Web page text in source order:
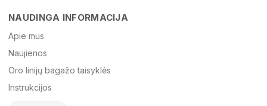
El. paštas
NAUDINGA INFORMACIJA
Apie mus
Naujienos
Oro linijų bagažo taisyklės
Instrukcijos